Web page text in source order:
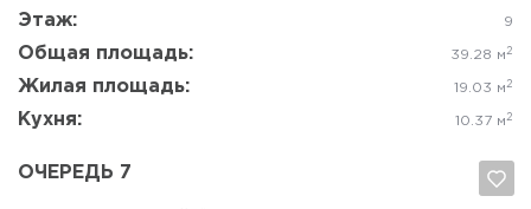
Этаж: 9
Общая площадь: 39.28 м 2
Жилая площадь: 19.03 м 2
Кухня: 10.37 м 2
ОЧЕРЕДЬ 7